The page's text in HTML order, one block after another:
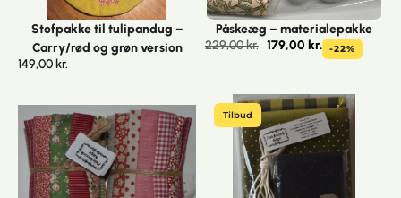
Stofpakke til tulipandug –
Carry/rød og grøn version
149,00 kr.
Påskeæg – materialepakke
229,00kr. 179,00 kr. -22%
Tilbud